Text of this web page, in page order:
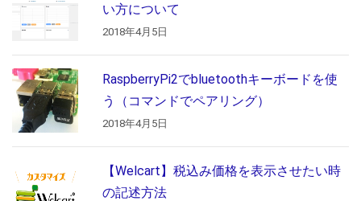
い方について
2018年4月5日
RaspberryPi2でbluetoothキーボードを使
う（コマンドでペアリング）
2018年4月5日
【Welcart】税込み価格を表示させたい時
の記述方法